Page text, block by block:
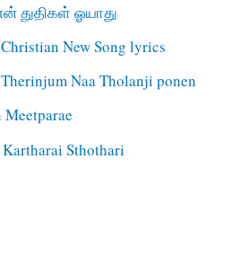
துதிகள் ஓயாது
New Song lyrics
Naa Tholanji ponen
Sthothari